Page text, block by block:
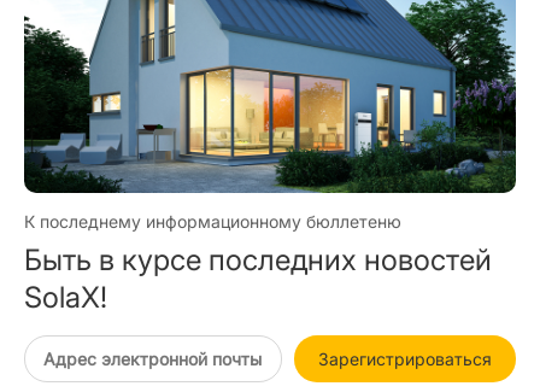
К последнему информационному бюллетеню
Быть в курсе последних новостей
SolaX!
Зарегистрироваться